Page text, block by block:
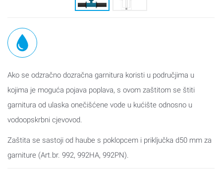
Ako se odzračno dozračna garnitura koristi u područjima u
kojima je moguća pojava poplava, s ovom zaštitom se štiti
garnitura od ulaska onečišćene vode u kućište odnosno u
vodoopskrbni cjevovod.
Zaštita se sastoji od haube s poklopcem i priključka d50 mm za
garniture (Art.br. 992, 992HA, 992PN).